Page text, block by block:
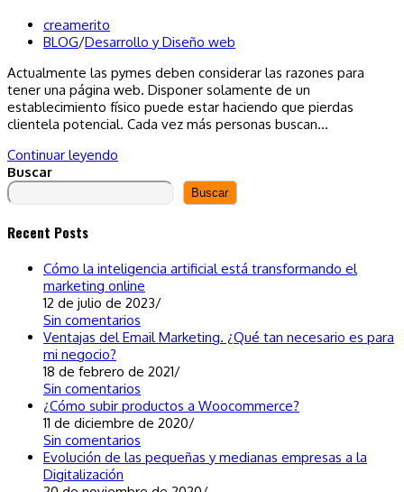
Autor
de
entrada:
creamerito
Categoría
la
entrada:
BLOG/Desarrollo y Diseño web
Actualmente las pymes deben considerar las razones para
tener una página web. Disponer solamente de un
establecimiento físico puede estar haciendo que pierdas
clientela potencial. Cada vez más personas buscan…
Continuar leyendo
por
debe
tener
una
página
web
Buscar
Buscar
Recent Posts
Cómo la inteligencia artificial está transformando el
marketing online
12 de julio de 2023/
Sin comentarios
Ventajas del Email Marketing. ¿Qué tan necesario es para
mi negocio?
18 de febrero de 2021/
Sin comentarios
¿Cómo subir productos a Woocommerce?
11 de diciembre de 2020/
Sin comentarios
Evolución de las pequeñas y medianas empresas a la
Digitalización